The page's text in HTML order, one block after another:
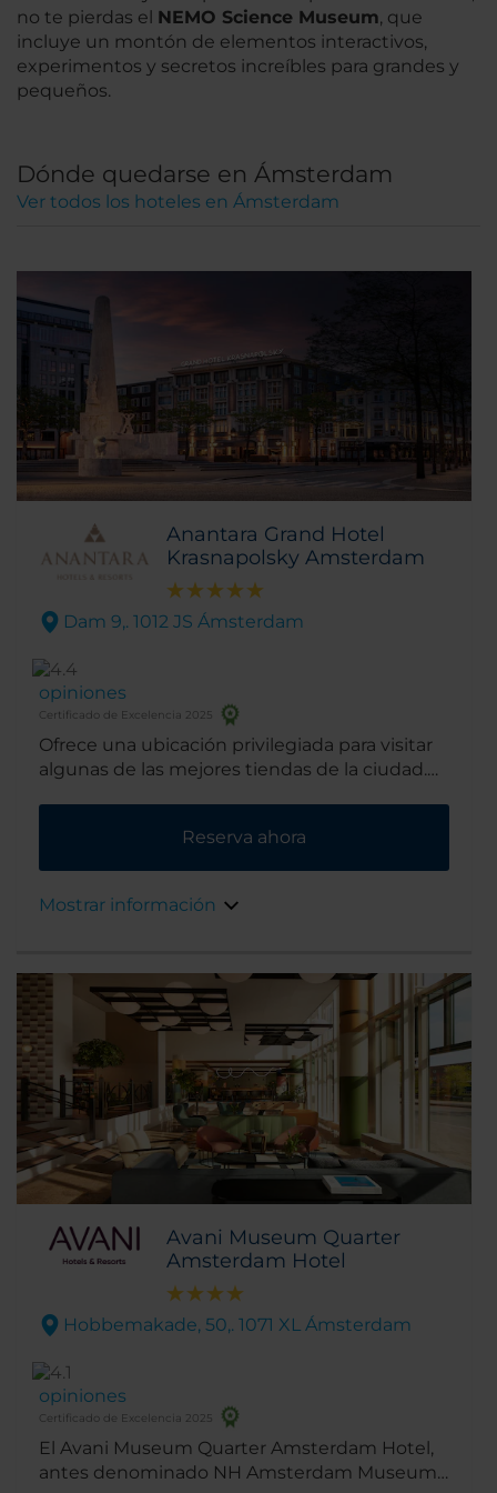
no te pierdas el NEMO Science Museum, que
incluye un montón de elementos interactivos,
experimentos y secretos increíbles para grandes y
pequeños.
Dónde quedarse en Ámsterdam
Ver todos los hoteles en Ámsterdam
Anantara Grand Hotel
Krasnapolsky Amsterdam
Dam 9,. 1012 JS Ámsterdam
opiniones
Certificado de Excelencia 2025
Ofrece una ubicación privilegiada para visitar
algunas de las mejores tiendas de la ciudad.
Reserva ahora
Mostrar información
Avani Museum Quarter
Amsterdam Hotel
Hobbemakade, 50,. 1071 XL Ámsterdam
opiniones
Certificado de Excelencia 2025
El Avani Museum Quarter Amsterdam Hotel,
antes denominado NH Amsterdam Museum